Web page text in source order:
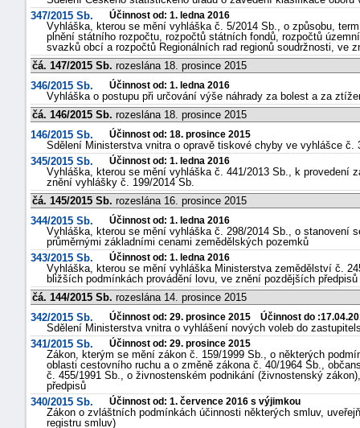
347/2015 Sb.
Účinnost od: 1. ledna 2016
Vyhláška, kterou se mění vyhláška č. 5/2014 Sb., o způsobu,
plnění státního rozpočtu, rozpočtů státních fondů, rozpočtů
svazků obcí a rozpočtů Regionálních rad regionů soudržnosti, ve
čá. 147/2015 Sb. rozeslána 18. prosince 2015
346/2015 Sb.
Účinnost od: 1. ledna 2016
Vyhláška o postupu při určování výše náhrady za bolest a za
čá. 146/2015 Sb. rozeslána 18. prosince 2015
146/2015 Sb.
Účinnost od: 18. prosince 2015
Sdělení Ministerstva vnitra o opravě tiskové chyby ve vyhlášce č.
345/2015 Sb.
Účinnost od: 1. ledna 2016
Vyhláška, kterou se mění vyhláška č. 441/2013 Sb., k provedení
znění vyhlášky č. 199/2014 Sb.
čá. 145/2015 Sb. rozeslána 16. prosince 2015
344/2015 Sb.
Účinnost od: 1. ledna 2016
Vyhláška, kterou se mění vyhláška č. 298/2014 Sb., o stanovení
průměrnými základními cenami zemědělských pozemků
343/2015 Sb.
Účinnost od: 1. ledna 2016
Vyhláška, kterou se mění vyhláška Ministerstva zemědělství č.
bližších podmínkách provádění lovu, ve znění pozdějších předpisů
čá. 144/2015 Sb. rozeslána 14. prosince 2015
342/2015 Sb.
Účinnost od: 29. prosince 2015 Účinnost do
Sdělení Ministerstva vnitra o vyhlášení nových voleb do
341/2015 Sb.
Účinnost od: 29. prosince 2015
Zákon, kterým se mění zákon č. 159/1999 Sb., o některých
oblasti cestovního ruchu a o změně zákona č. 40/1964 Sb.,
č. 455/1991 Sb., o živnostenském podnikání (živnostenský
předpisů
340/2015 Sb.
Účinnost od: 1. července 2016 s výjimkou
Zákon o zvláštních podmínkách účinnosti některých smluv,
registru smluv)